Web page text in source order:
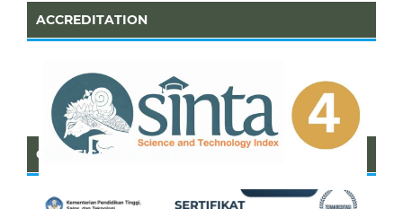
ACCREDITATION
CERTIFICATE OF SINTA